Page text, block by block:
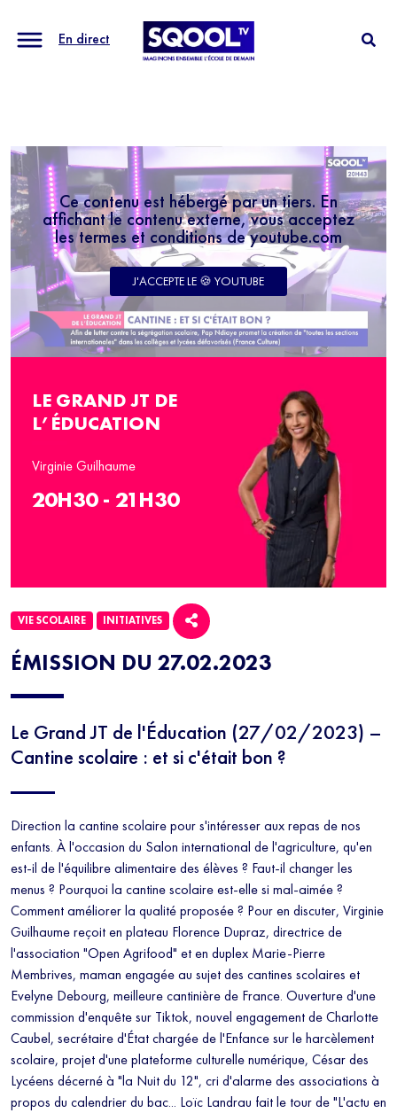
En direct
Ce contenu est hébergé par un tiers. En
affichant le contenu externe, vous acceptez
les termes et conditions de youtube.com
J'ACCEPTE LE 🍪 YOUTUBE
ÉMISSION DU 27.02.2023
Le Grand JT de l'Éducation (27/02/2023) –
Cantine scolaire : et si c'était bon ?
Direction la cantine scolaire pour s'intéresser aux repas de nos
enfants. À l'occasion du Salon international de l'agriculture, qu'en
est-il de l'équilibre alimentaire des élèves ? Faut-il changer les
menus ? Pourquoi la cantine scolaire est-elle si mal-aimée ?
Comment améliorer la qualité proposée ? Pour en discuter, Virginie
Guilhaume reçoit en plateau Florence Dupraz, directrice de
l'association "Open Agrifood" et en duplex Marie-Pierre
Membrives, maman engagée au sujet des cantines scolaires et
Evelyne Debourg, meilleure cantinière de France. Ouverture d'une
commission d'enquête sur Tiktok, nouvel engagement de Charlotte
Caubel, secrétaire d'État chargée de l'Enfance sur le harcèlement
scolaire, projet d'une plateforme culturelle numérique, César des
Lycéens décerné à "la Nuit du 12", cri d'alarme des associations à
propos du calendrier du bac... Loïc Landrau fait le tour de "L'actu en
VIE SCOLAIRE INITIATIVES
LE GRAND JT DE
L’ÉDUCATION
Virginie Guilhaume
20H30 - 21H30